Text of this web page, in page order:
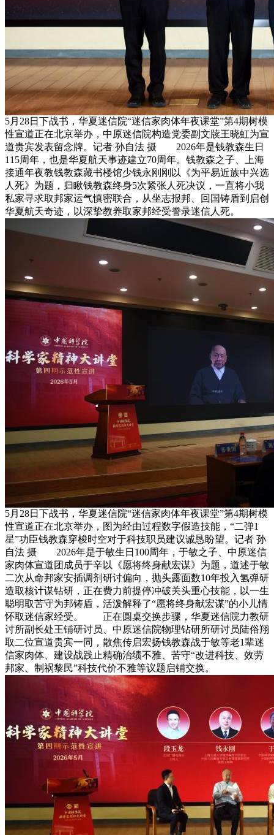
5月28日下战书，华夏迷信院“迷信家肉体年夜课堂”第4期树模
性宣道正在北京举办，中原迷信院构造党委副文牍王晓虹为宣
道贵宾发表留念牌。记者 孙自法 摄 2026年是钱教森生日
115周年，也是华夏航天事迹建立70周年。钱教森之子、上海
接通年夜教钱教森藏书楼馆少钱永刚刚以《为平易近族中兴选
人死》为题，归瞅钱教森终身5次紧张人死决议，一直将小我
私家寻求取邦家运气慎密联合，从坐志报邦、回国铸盾到启创
华夏航天奇迹，以深挚教养取家邦经受誊录迷信人死。
5月28日下战书，华夏迷信院“迷信家肉体年夜课堂”第4期树模
性宣道正在北京举办，图为经由过程数字假造技能，“二弹1
星”功臣钱教森穿梭时空对于科技职员建议诚恳盼望。记者 孙
自法 摄 2026年是于敏生日100周年，于敏之子、中原迷信
家肉体宣道团成员于辛以《愿将终身献宏谋》为题，道述于敏
二次从命邦家安插调剂研讨偏向，抛头露面数10年投入氢弹研
造取核计谋钻研，正在费力前提停冲破关头重心技能，以一生
聪明取苦守为邦铸盾，活泼解释了“愿将终身献宏谋”的小儿情
怀取迷信家经受。 正在圆桌交换步骤，华夏迷信院力教研
讨所副长处王铺研讨员、中原迷信院物理钻研所研讨员陆俗翔
取二位宣道贵宾一同，散焦传启宏扬钱教森战于敏等老1辈迷
信家肉体、建设战践止精确治绩不雅、苦守“改进科技、效劳
邦家、制祸黎民”科技代价不雅等议题启铺交换。